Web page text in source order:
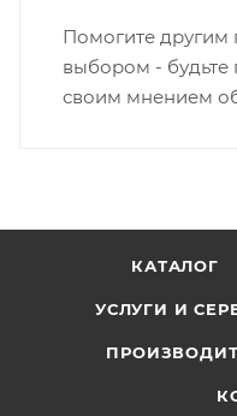
Помогите другим
выбором - будьте
своим мнением
КАТАЛОГ
УСЛУГИ И